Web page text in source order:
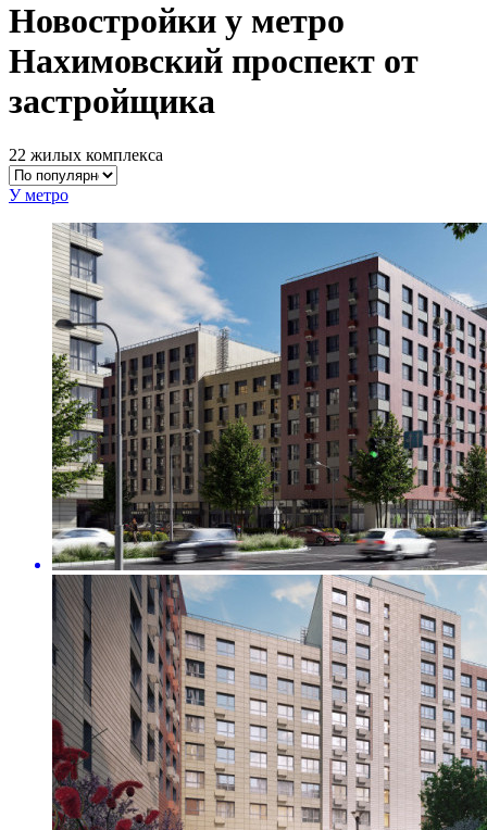
Новостройки у метро
Нахимовский проспект от
застройщика
22 жилых комплекса
У метро